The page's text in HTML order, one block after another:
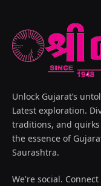
Unlock Gujarat’s
Latest exploration.
traditions, and
the essence of
Saurashtra.
We're social.